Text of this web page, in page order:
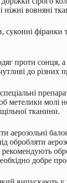
вовняні
суконні
проти сонця,
до різних
молі
тканини.
аерозольні
обробляти
добре